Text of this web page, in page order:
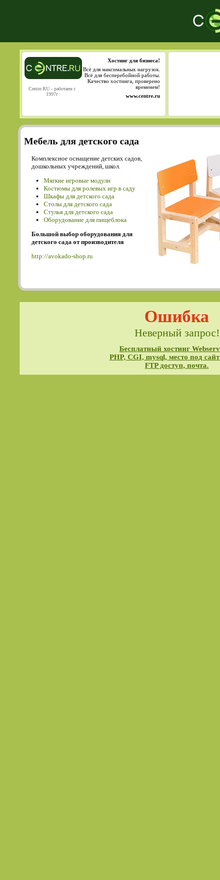
Centre.RU - работаем с
1997г
Хостинг для бизнеса!
Всё для максимальных нагрузок.
Всё для бесперебойной работы.
Качество хостинга, проверено
временем!
www.centre.ru
Мебель для детского сада
Комплексное оснащение детских садов,
дошкольных учреждений, школ.
Мягкие игровые модули
Костюмы для ролевых игр в саду
Шкафы для детского сада
Столы для детского сада
Cтулья для детского сада
Оборудование для пищеблока
Большой выбор оборудования для
детского сада от производителя
http://avokado-shop.ru
Ошибка
Неверный запрос!
Бесплатный хостинг
PHP, CGI, mysql, место под
FTP доступ, почта.